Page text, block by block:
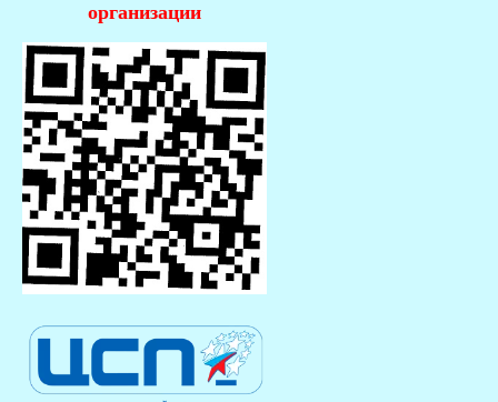
организации